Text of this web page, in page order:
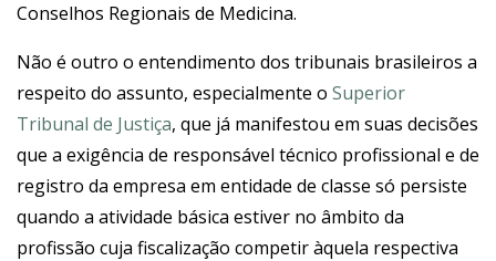
Conselhos Regionais de Medicina.
Não é outro o entendimento dos tribunais brasileiros a
respeito do assunto, especialmente o Superior
Tribunal de Justiça, que já manifestou em suas decisões
que a exigência de responsável técnico profissional e de
registro da empresa em entidade de classe só persiste
quando a atividade básica estiver no âmbito da
profissão cuja fiscalização competir àquela respectiva